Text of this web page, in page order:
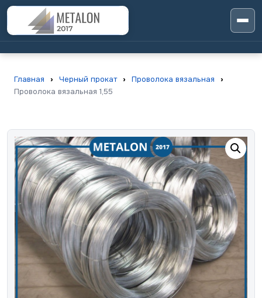
Главная › Черный прокат › Проволока вязальная
›
Проволока вязальная 1,55